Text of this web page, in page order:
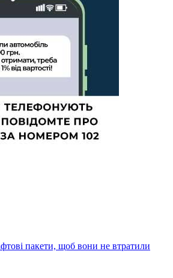
пакети, щоб вони не втратили